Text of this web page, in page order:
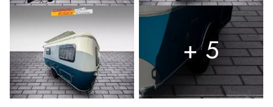
+ 5